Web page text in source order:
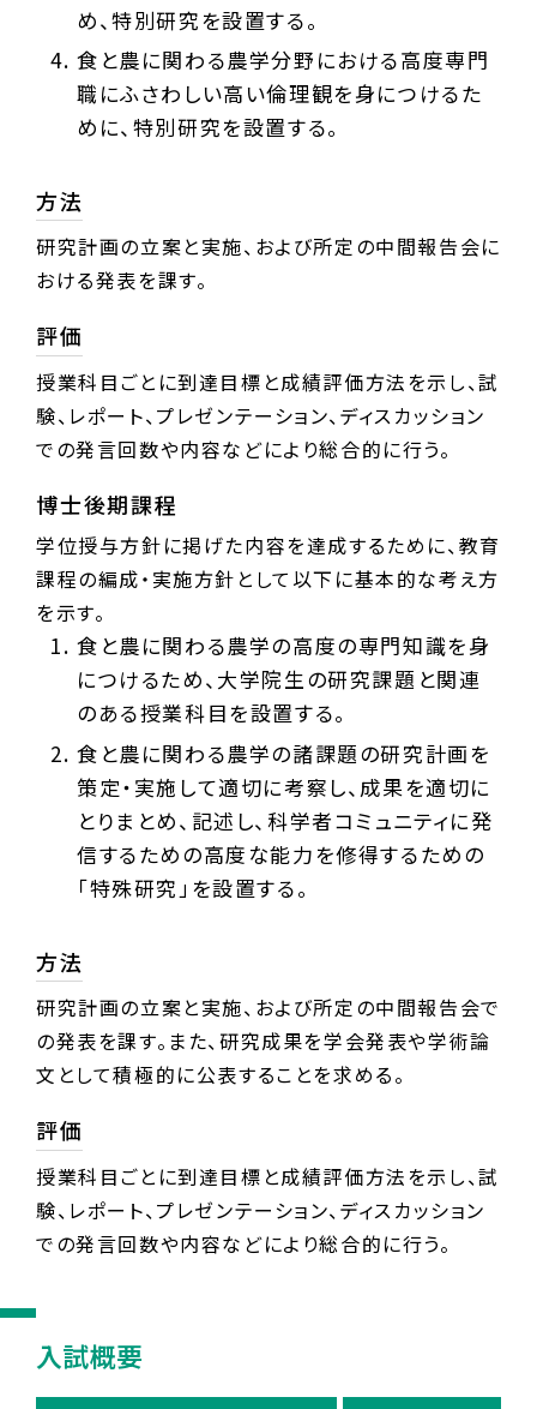
め、特別研究を設置する。
食と農に関わる農学分野における高度専門
職にふさわしい高い倫理観を身につけるた
めに、特別研究を設置する。
方法
研究計画の立案と実施、および所定の中間報告会に
おける発表を課す。
評価
授業科目ごとに到達目標と成績評価方法を示し、試
験、レポート、プレゼンテーション、ディスカッション
での発言回数や内容などにより総合的に行う。
博士後期課程
学位授与方針に掲げた内容を達成するために、教育
課程の編成・実施方針として以下に基本的な考え方
を示す。
食と農に関わる農学の高度の専門知識を身
につけるため、大学院生の研究課題と関連
のある授業科目を設置する。
食と農に関わる農学の諸課題の研究計画を
策定・実施して適切に考察し、成果を適切に
とりまとめ、記述し、科学者コミュニティに発
信するための高度な能力を修得するための
「特殊研究」を設置する。
方法
研究計画の立案と実施、および所定の中間報告会で
の発表を課す。また、研究成果を学会発表や学術論
文として積極的に公表することを求める。
評価
授業科目ごとに到達目標と成績評価方法を示し、試
験、レポート、プレゼンテーション、ディスカッション
での発言回数や内容などにより総合的に行う。
入試概要